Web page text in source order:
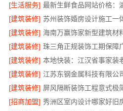
[生活服务] 最新生鲜食品网站价格：
[建筑装修]
[建筑装修] 海南万赢饰家新型建筑材
[建筑装修]
[建筑装修] 本地快装：江汉省事家装
[建筑装修] 江苏东钢金属科技有限公
[建筑装修]
[招商加盟]